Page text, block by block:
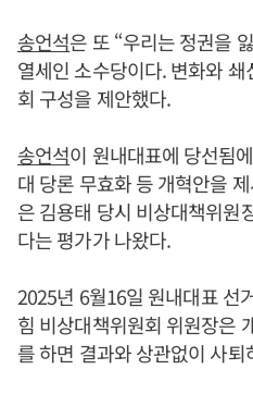
송언석은 또 “우리는 정권을
열세인 소수당이다. 변화와
회 구성을 제안했다.
송언석이 원내대표에 당선됨
대 당론 무효화 등 개혁안을
은 김용태 당시 비상대책위원
다는 평가가 나왔다.
2025년 6월16일 원내대표 선
힘 비상대책위원회 위원장은
를 하면 결과와 상관없이 사퇴